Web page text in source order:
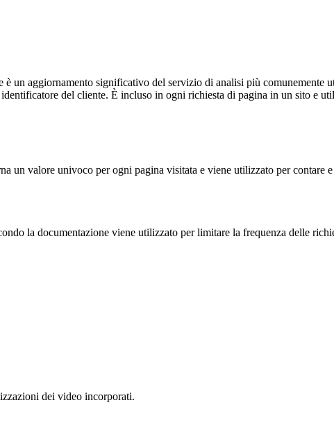
un aggiornamento significativo del servizio di analisi più comunemente
del cliente. È incluso in ogni richiesta di pagina in un sito e
un valore univoco per ogni pagina visitata e viene utilizzato per contare
la documentazione viene utilizzato per limitare la frequenza delle
dei video incorporati.